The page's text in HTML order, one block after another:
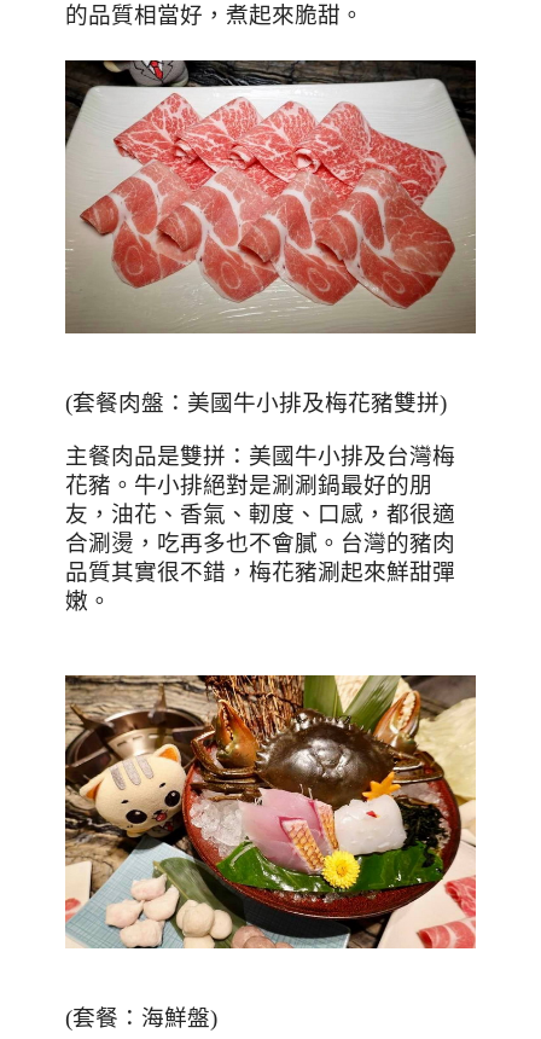
的品質相當好，煮起來脆甜。
(套餐肉盤：美國牛小排及梅花豬雙拼)
主餐肉品是雙拼：美國牛小排及台灣梅
花豬。牛小排絕對是涮涮鍋最好的朋
友，油花、香氣、軔度、口感，都很適
合涮燙，吃再多也不會膩。台灣的豬肉
品質其實很不錯，梅花豬涮起來鮮甜彈
嫩。
(套餐：海鮮盤)